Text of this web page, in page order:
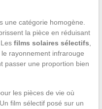
une catégorie homogène.
la pièce en réduisant
films solaires sélectifs,
rayonnement infrarouge
passer une proportion bien
les pièces de vie où
film sélectif posé sur un